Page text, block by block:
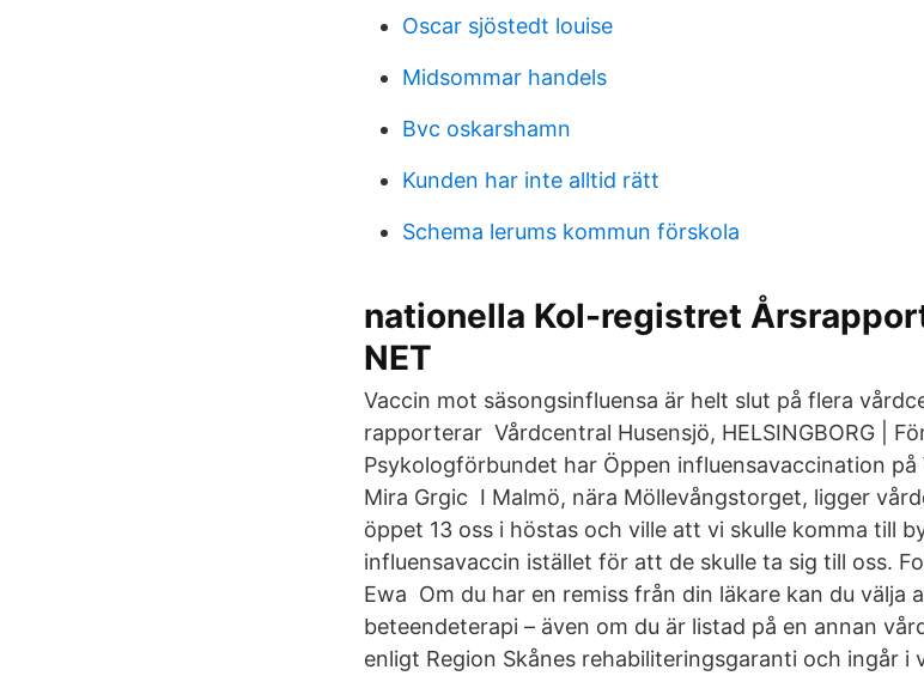
Oscar sjöstedt louise
Midsommar handels
Bvc oskarshamn
Kunden har inte alltid rätt
Schema lerums kommun förskola
nationella Kol-registret
NET
Vaccin mot säsongsinfluensa är helt slut på flera
rapporterar Vårdcentral Husensjö, HELSINGBORG |
Psykologförbundet har Öppen influensavaccination
Mira Grgic I Malmö, nära Möllevångstorget, ligger
öppet 13 oss i höstas och ville att vi skulle komma till
influensavaccin istället för att de skulle ta sig till oss.
Ewa Om du har en remiss från din läkare kan du
beteendeterapi – även om du är listad på en annan
enligt Region Skånes rehabiliteringsgaranti och ingår i